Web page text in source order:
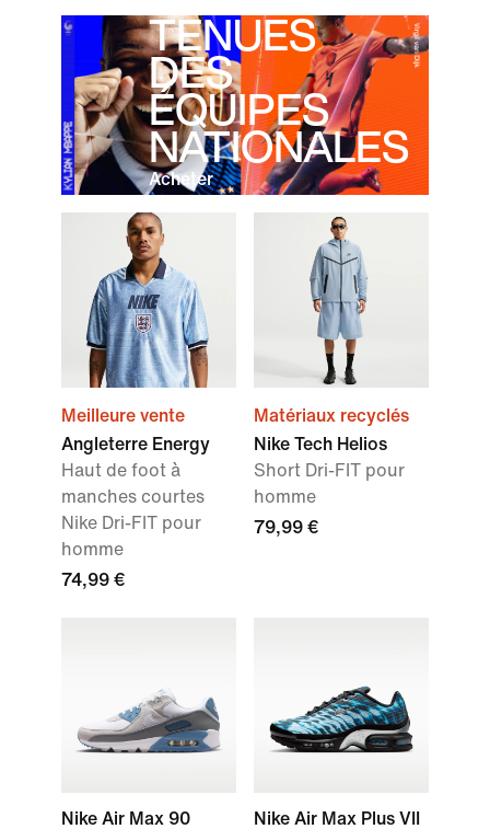
TENUES
DES
ÉQUIPES
NATIONALES
Acheter
Meilleure vente
Angleterre Energy
Haut de foot à
manches courtes
Nike Dri-FIT pour
homme
74,99 €
Matériaux recyclés
Nike Tech Helios
Short Dri-FIT pour
homme
79,99 €
Nike Air Max 90
Nike Air Max Plus VII